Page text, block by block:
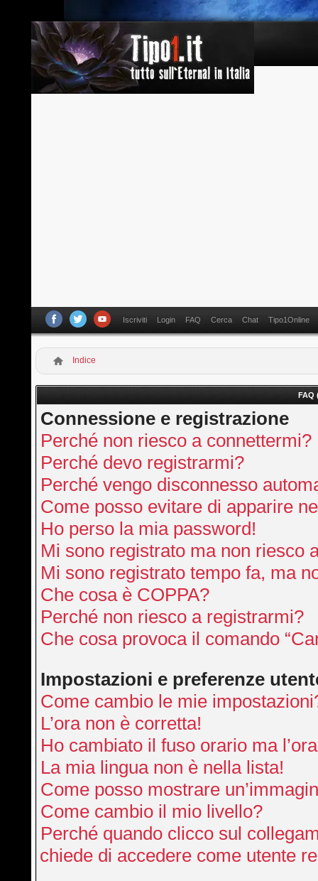
Iscriviti Login FAQ Cerca Chat Tipo1Online
Indice
FAQ
Connessione e registrazione
Perché non riesco a connettermi?
Perché devo registrarmi?
Perché vengo disconnesso
Come posso evitare di apparire
Ho perso la mia password!
Mi sono registrato ma non riesco
Mi sono registrato tempo fa, ma
Che cosa è COPPA?
Perché non riesco a registrarmi?
Che cosa provoca il comando
Impostazioni e preferenze
Come cambio le mie
L’ora non è corretta!
Ho cambiato il fuso orario ma
La mia lingua non è nella lista!
Come posso mostrare
Come cambio il mio livello?
Perché quando clicco sul
chiede di accedere come utente